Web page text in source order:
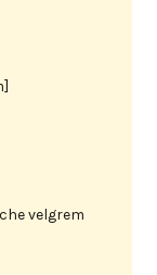
velgrem